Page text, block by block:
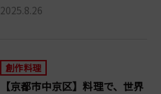
2025.8.26
創作料理
【京都市中京区】料理で、世界